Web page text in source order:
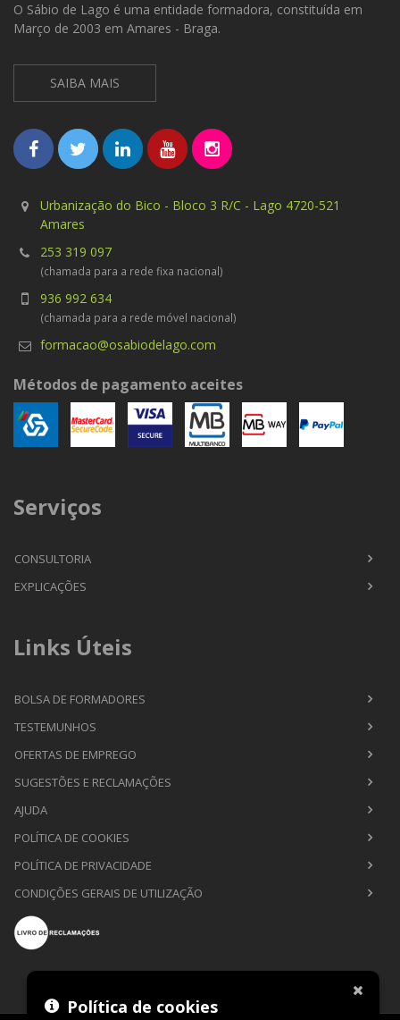
O Sábio de Lago é uma entidade formadora, constituída em
Março de 2003 em Amares - Braga.
SAIBA MAIS
Urbanização do Bico - Bloco 3 R/C - Lago 4720-521
Amares
253 319 097
(chamada para a rede fixa nacional)
936 992 634
(chamada para a rede móvel nacional)
formacao@osabiodelago.com
Métodos de pagamento aceites
Serviços
CONSULTORIA
EXPLICAÇÕES
Links Úteis
BOLSA DE FORMADORES
TESTEMUNHOS
OFERTAS DE EMPREGO
SUGESTÕES E RECLAMAÇÕES
AJUDA
POLÍTICA DE COOKIES
POLÍTICA DE PRIVACIDADE
CONDIÇÕES GERAIS DE UTILIZAÇÃO
Política de cookies